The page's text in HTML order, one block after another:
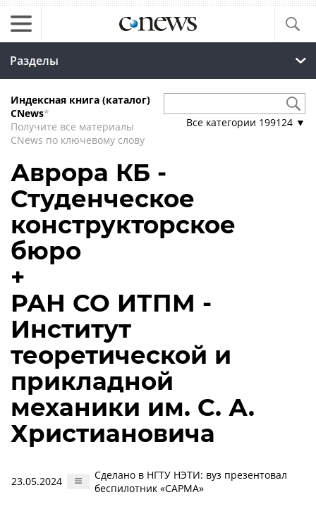
Разделы
Индексная книга (каталог)
CNews*
Получите все материалы
CNews по ключевому слову
Все категории 199124 ▼
Аврора КБ -
Студенческое
конструкторское
бюро
+
РАН СО ИТПМ -
Институт
теоретической и
прикладной
механики им. С. А.
Христиановича
23.05.2024
Сделано в НГТУ НЭТИ: вуз презентовал
беспилотник «САРМА»